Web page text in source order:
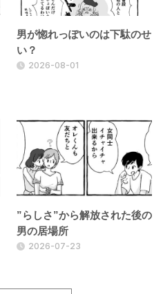
男が惚れっぽいのは下駄のせ
い？
2026-08-01
”らしさ”から解放された後の
男の居場所
2026-07-23